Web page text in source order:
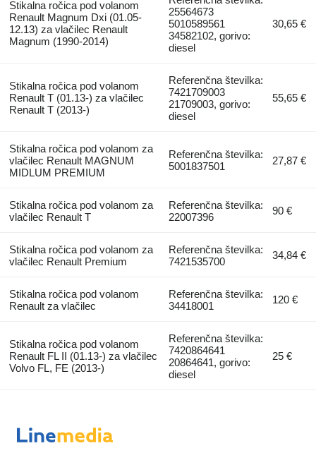
Stikalna ročica pod volanom
Renault Magnum Dxi (01.05-
12.13) za vlačilec Renault
Magnum (1990-2014)
25564673
5010589561
34582102, gorivo:
diesel
30,65 €
Stikalna ročica pod volanom
Renault T (01.13-) za vlačilec
Renault T (2013-)
Referenčna številka:
7421709003
21709003, gorivo:
diesel
55,65 €
Stikalna ročica pod volanom za
vlačilec Renault MAGNUM
MIDLUM PREMIUM
Referenčna številka:
5001837501
27,87 €
Stikalna ročica pod volanom za
vlačilec Renault T
Referenčna številka:
22007396
90 €
Stikalna ročica pod volanom za
vlačilec Renault Premium
Referenčna številka:
7421535700
34,84 €
Stikalna ročica pod volanom
Renault za vlačilec
Referenčna številka:
34418001
120 €
Stikalna ročica pod volanom
Renault FL II (01.13-) za vlačilec
Volvo FL, FE (2013-)
Referenčna številka:
7420864641
20864641, gorivo:
diesel
25 €